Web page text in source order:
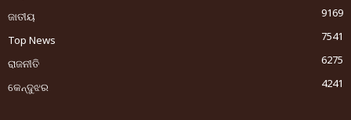
ଜାତୀୟ
9169
Top News
7541
ରାଜନୀତି
6275
କେନ୍ଦୁଝର
4241